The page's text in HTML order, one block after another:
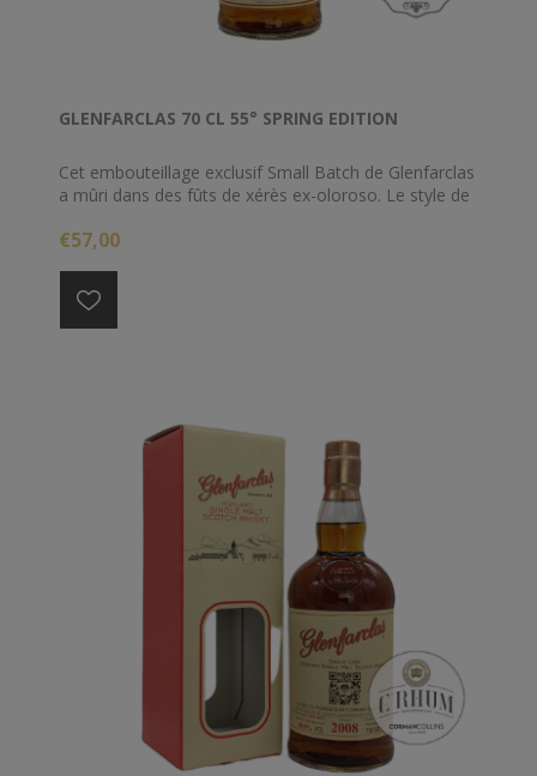
GLENFARCLAS 70 CL 55° SPRING EDITION
Cet embouteillage exclusif Small Batch de Glenfarclas
a mûri dans des fûts de xérès ex-oloroso. Le style de
Glenfarclas 8Y 105 à l'ancienne.
€57,00